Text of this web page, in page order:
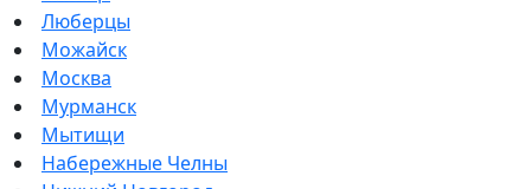
Люберцы
Можайск
Москва
Мурманск
Мытищи
Набережные Челны